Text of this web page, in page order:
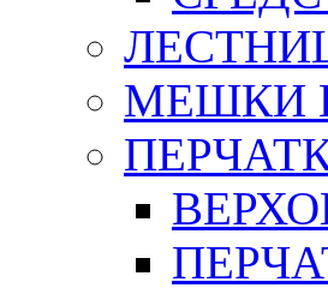
МЕШКИ